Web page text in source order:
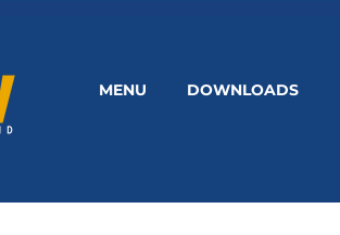
MENU DOWNLOADS